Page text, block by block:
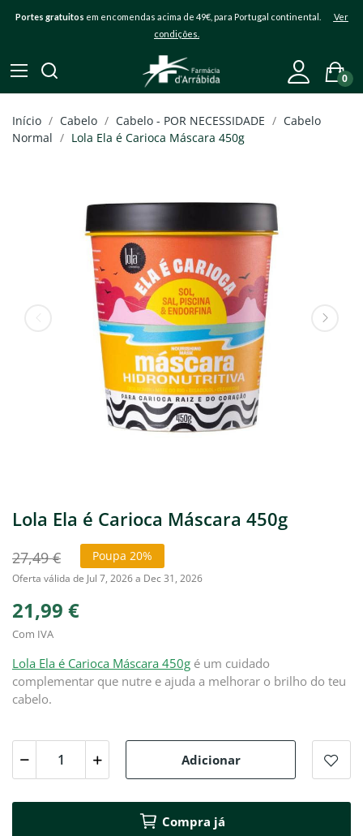
Portes gratuitos em encomendas acima de 49€, para Portugal continental. Ver
condições.
0
Início Cabelo Cabelo - POR NECESSIDADE
Cabelo
Normal
Lola Ela é Carioca Máscara 450g
Lola Ela é Carioca Máscara 450g
27,49 € Poupa 20%
Oferta válida de Jul 7, 2026 a Dec 31, 2026
21,99 €
Com IVA
Lola Ela é Carioca Máscara 450g é um cuidado
complementar que nutre e ajuda a melhorar o brilho do teu
cabelo.
Adicionar
Compra já